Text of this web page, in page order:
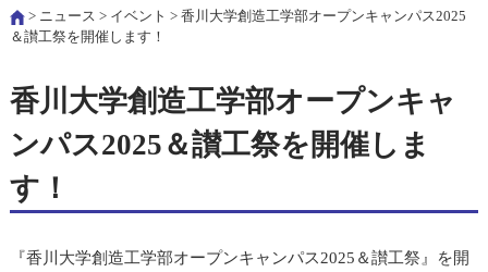
> ニュース > イベント > 香川大学創造工学部オープンキャンパス2025
＆讃工祭を開催します！
香川大学創造工学部オープンキャ
ンパス2025＆讃工祭を開催しま
す！
『香川大学創造工学部オープンキャンパス2025＆讃工祭』を開